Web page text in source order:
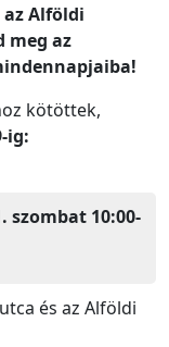
Alföldi
meg az
kötöttek,
ig:
szombat 10:00-
és az Alföldi